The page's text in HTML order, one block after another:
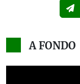
A FONDO